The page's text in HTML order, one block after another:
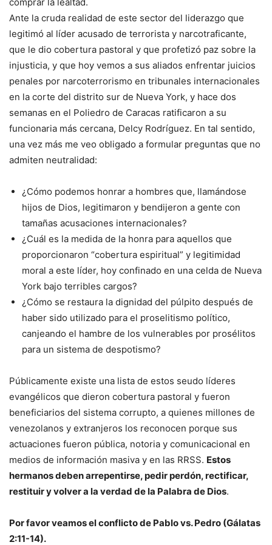
Ante la cruda realidad de este sector del liderazgo que
legitimó al líder acusado de terrorista y narcotraficante,
que le dio cobertura pastoral y que profetizó paz sobre la
injusticia, y que hoy vemos a sus aliados enfrentar juicios
penales por narcoterrorismo en tribunales internacionales
en la corte del distrito sur de Nueva York, y hace dos
semanas en el Poliedro de Caracas ratificaron a su
funcionaria más cercana, Delcy Rodríguez. En tal sentido,
una vez más me veo obligado a formular preguntas que no
admiten neutralidad:
¿Cómo podemos honrar a hombres que, llamándose
hijos de Dios, legitimaron y bendijeron a gente con
tamañas acusaciones internacionales?
¿Cuál es la medida de la honra para aquellos que
proporcionaron “cobertura espiritual” y legitimidad
moral a este líder, hoy confinado en una celda de Nueva
York bajo terribles cargos?
¿Cómo se restaura la dignidad del púlpito después de
haber sido utilizado para el proselitismo político,
canjeando el hambre de los vulnerables por prosélitos
para un sistema de despotismo?
Públicamente existe una lista de estos seudo líderes
evangélicos que dieron cobertura pastoral y fueron
beneficiarios del sistema corrupto, a quienes millones de
venezolanos y extranjeros los reconocen porque sus
actuaciones fueron pública, notoria y comunicacional en
medios de información masiva y en las RRSS. Estos
hermanos deben arrepentirse, pedir perdón, rectificar,
restituir y volver a la verdad de la Palabra de Dios.
Por favor veamos el conflicto de Pablo vs. Pedro (Gálatas
2:11-14).